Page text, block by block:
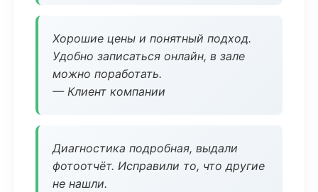
Хорошие цены и понятный подход.
Удобно записаться онлайн, в зале
можно поработать.
— Клиент компании
Диагностика подробная, выдали
фотоотчёт. Исправили то, что другие
не нашли.